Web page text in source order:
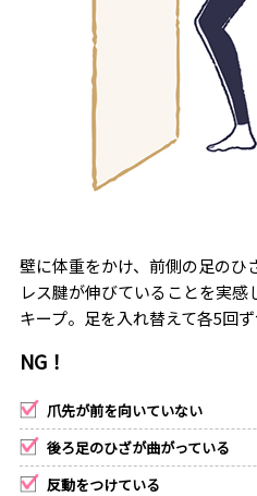
壁に体重をかけ、前側の足のひ
レス腱が伸びていることを実
キープ。足を入れ替えて各5回ず
NG！
爪先が前を向いていない
後ろ足のひざが曲がっている
反動をつけている